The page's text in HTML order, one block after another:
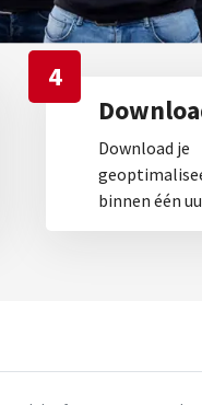
4
Download je
binnen één